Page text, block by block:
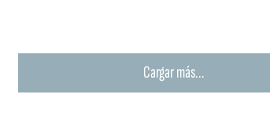
Cargar más...